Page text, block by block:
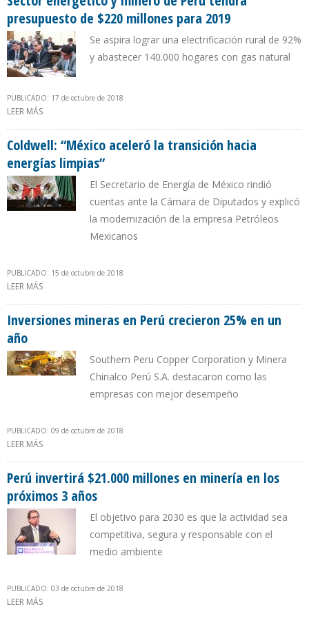
presupuesto de $220 millones para 2019
Se aspira lograr una electrificación rural de 92%
y abastecer 140.000 hogares con gas natural
PUBLICADO: 17 de octubre de 2018
LEER MÁS
Coldwell: “México aceleró la transición hacia
energías limpias”
El Secretario de Energía de México rindió
cuentas ante la Cámara de Diputados y explicó
la modernización de la empresa Petróleos
Mexicanos
PUBLICADO: 15 de octubre de 2018
LEER MÁS
Inversiones mineras en Perú crecieron 25% en un
año
Southern Peru Copper Corporation y Minera
Chinalco Perú S.A. destacaron como las
empresas con mejor desempeño
PUBLICADO: 09 de octubre de 2018
LEER MÁS
Perú invertirá $21.000 millones en minería en los
próximos 3 años
El objetivo para 2030 es que la actividad sea
competitiva, segura y responsable con el
medio ambiente
PUBLICADO: 03 de octubre de 2018
LEER MÁS